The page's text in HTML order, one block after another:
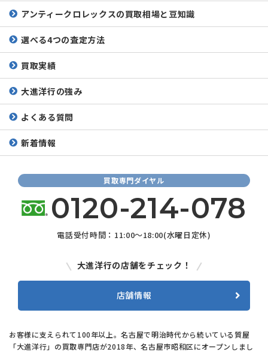
アンティークロレックスの買取相場と豆知識
選べる4つの査定方法
買取実績
大進洋行の強み
よくある質問
新着情報
買取専門ダイヤル
0120-214-078
電話受付時間：11:00～18:00(水曜日定休)
大進洋行の店舗をチェック！
店舗情報
お客様に支えられて100年以上。名古屋で明治時代から続いている質屋
「大進洋行」の買取専門店が2018年、名古屋市昭和区にオープンしまし